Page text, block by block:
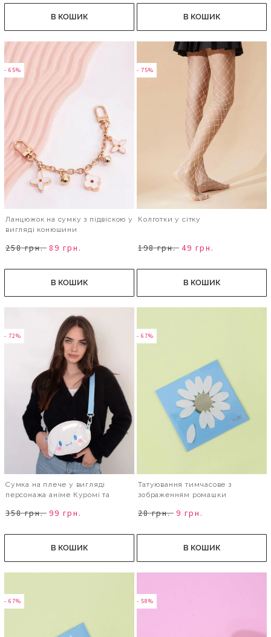
В КОШИК В КОШИК
- 65%
Ланцюжок на сумку з підвіскою у
вигляді конюшини
258 грн. 89 грн.
В КОШИК
- 75%
Колготки у сітку
198 грн. 49 грн.
В КОШИК
- 72%
Сумка на плече у вигляді
персонажа аніме Куромі та
358 грн. 99 грн.
В КОШИК
- 67%
Татуювання тимчасове з
зображенням ромашки
28 грн. 9 грн.
В КОШИК
- 67% - 58%